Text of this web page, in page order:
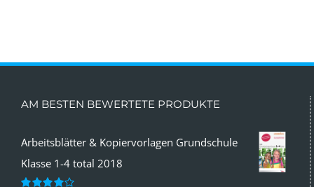
AM BESTEN BEWERTETE PRODUKTE
Arbeitsblätter & Kopiervorlagen Grundschule
Klasse 1-4 total 2018